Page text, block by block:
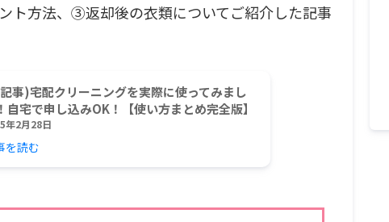
方法、③返却後の衣類についてご紹介した記事
事)宅配クリーニングを実際に使ってみまし
自宅で申し込みOK！【使い方まとめ完全版】
年2月28日
を読む